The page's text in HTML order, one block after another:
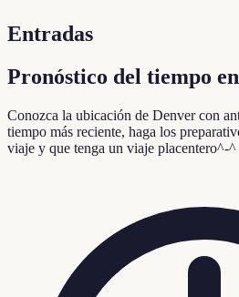
Entradas
Pronóstico del tiempo
Conozca la ubicación de Denver con
tiempo más reciente, haga los
viaje y que tenga un viaje placentero^-^